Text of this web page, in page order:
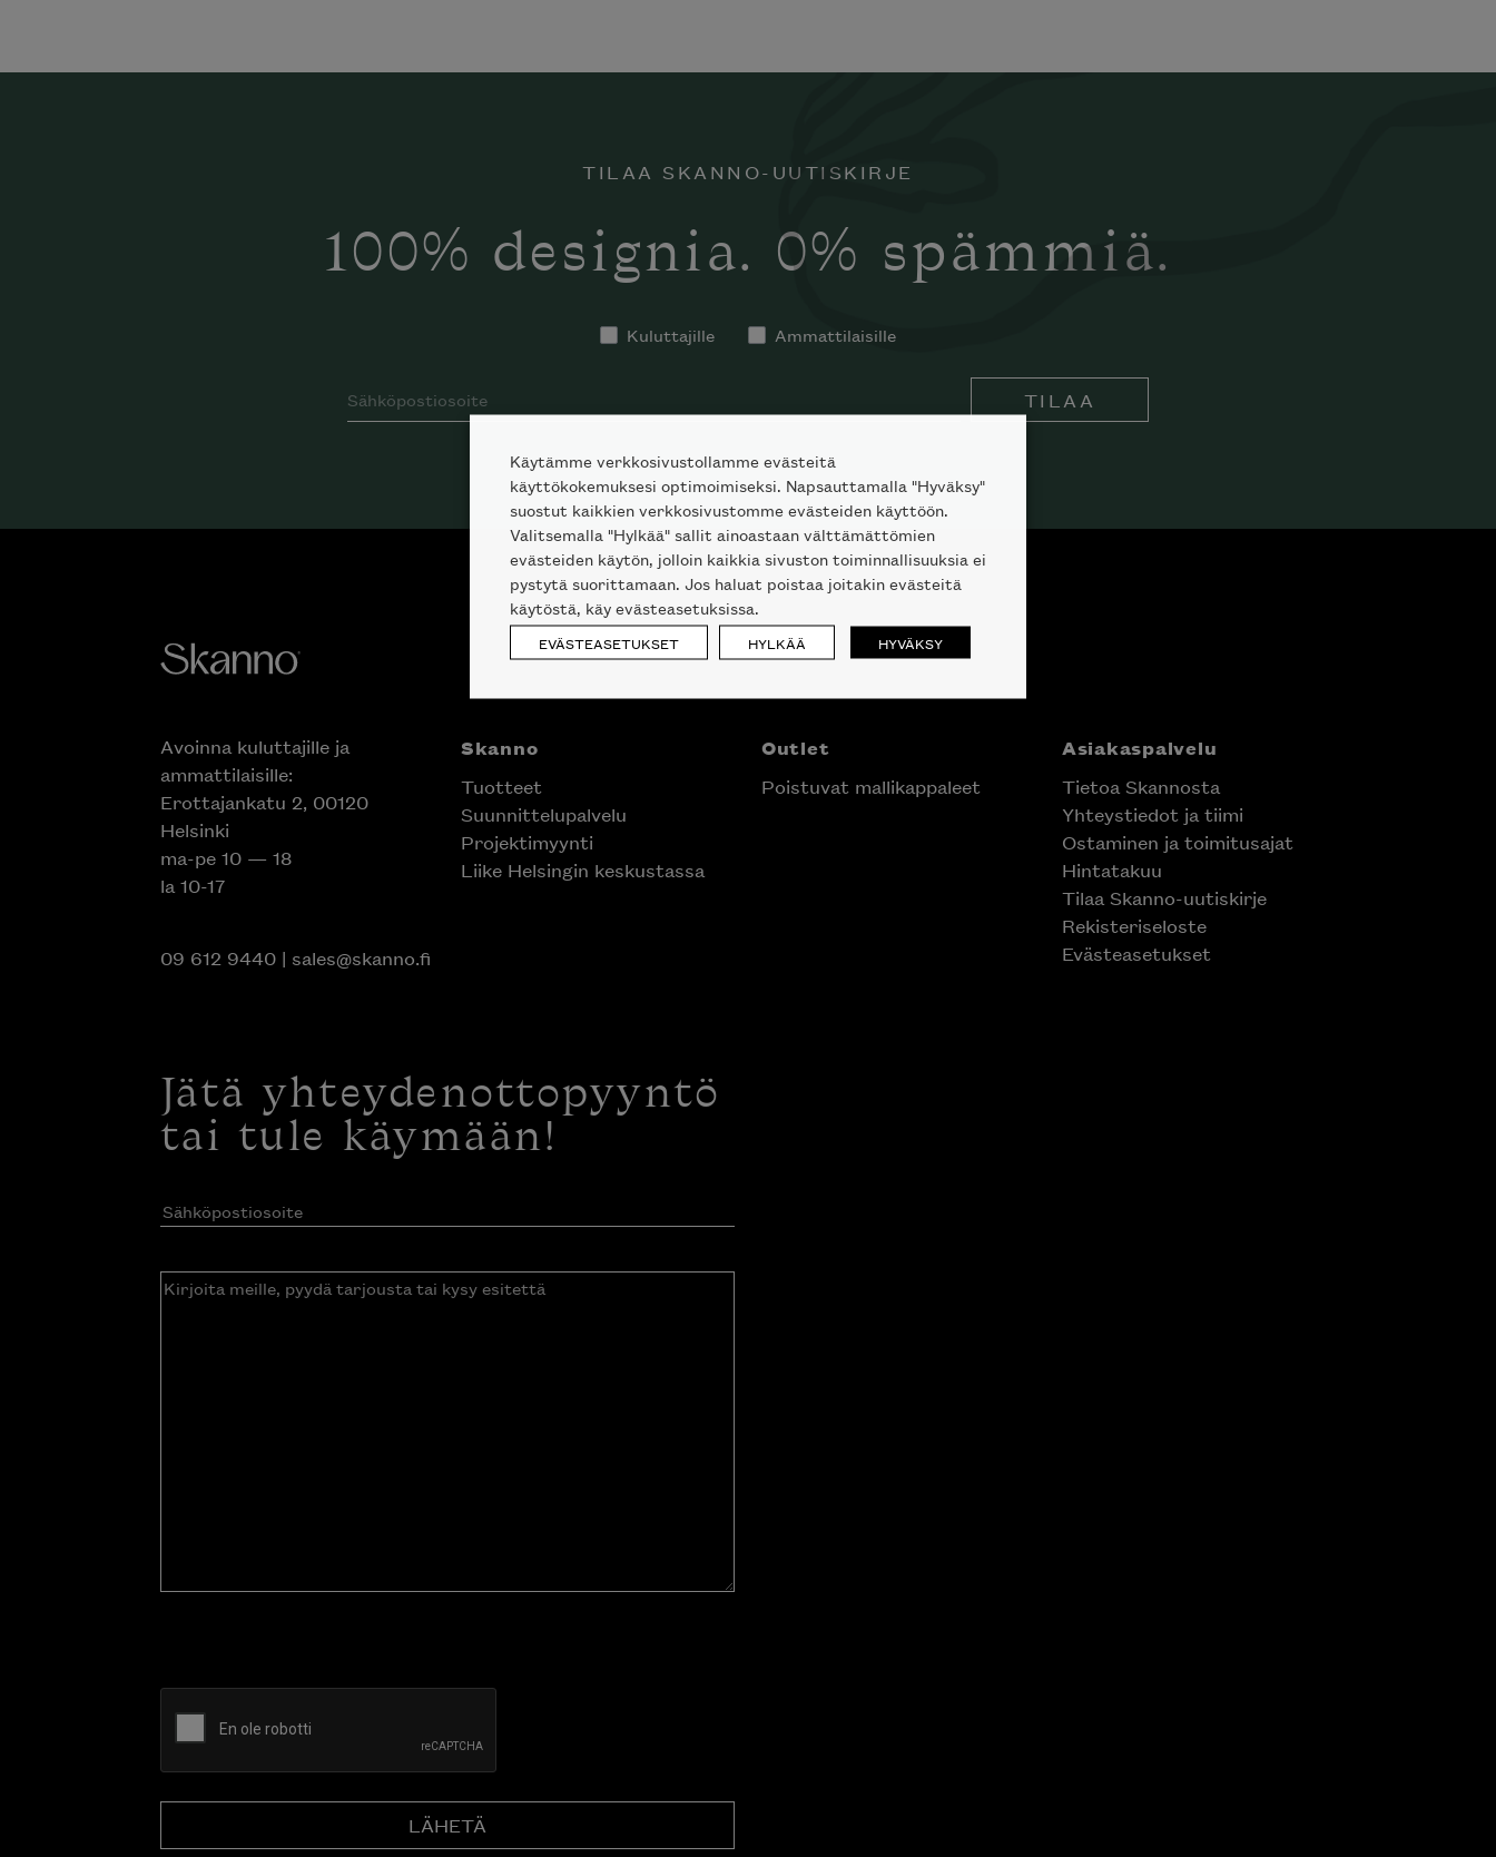
TILAA SKANNO-UUTISKIRJE
100% designia. 0% spämmiä.
Kuluttajille Ammattilaisille
TILAA
Avoinna kuluttajille ja
ammattilaisille:
Erottajankatu 2, 00120
Helsinki
ma-pe 10 — 18
la 10-17
09 612 9440| sales@skanno.fi
Skanno
Tuotteet
Suunnittelupalvelu
Projektimyynti
Liike Helsingin keskustassa
Outlet
Poistuvat mallikappaleet
Asiakaspalvelu
Tietoa Skannosta
Yhteystiedot ja tiimi
Ostaminen ja toimitusajat
Hintatakuu
Tilaa Skanno-uutiskirje
Rekisteriseloste
Evästeasetukset
Jätä yhteydenottopyyntö
tai tule käymään!
Sähköpostiosoite(Pakollinen)
Kirjoita
Käytämme verkkosivustollamme evästeitä
käyttökokemuksesi optimoimiseksi. Napsauttamalla "Hyväksy"
suostut kaikkien verkkosivustomme evästeiden käyttöön.
Valitsemalla "Hylkää" sallit ainoastaan välttämättömien
evästeiden käytön, jolloin kaikkia sivuston toiminnallisuuksia ei
pystytä suorittamaan. Jos haluat poistaa joitakin evästeitä
käytöstä, käy evästeasetuksissa.
EVÄSTEASETUKSET HYLKÄÄ HYVÄKSY